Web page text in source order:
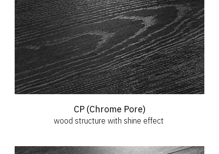
CP (Chrome Pore)
wood structure with shine effect